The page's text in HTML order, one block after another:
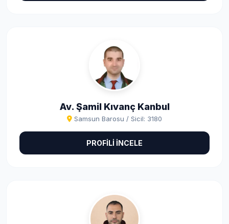
Av. Şamil Kıvanç Kanbul
Samsun Barosu / Sicil: 3180
PROFİLİ İNCELE